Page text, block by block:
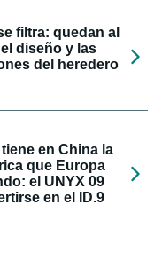
filtra: quedan al
diseño y las
del heredero
en China la
que Europa
el UNYX 09
en el ID.9